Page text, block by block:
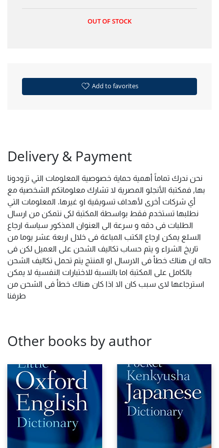
OUT OF STOCK
Add to favorites
Delivery & Payment
نحن ندرك تماماً أهمية حماية خصوصية المعلومات التي تزودونا
بها, فمكتبة الأنجلو المصرية لا تشارك معلوماتكم الشخصية مع
أي شركات أخرى لأهداف تسويقية او غيرها. المعلومات التي
نطلبها تستخدم فقط بواسطة المكتبة لكى نتمكن من ارسال
الطلبات فى دقه و سرعة الى العنوان المذكور سياسة ارجاع
السلع يمكن ارجاع الكتب المباعة فى خلال اربعة عشر يوما من
تاريخ الشراء و يتم حساب تكاليف الشحن على العميل لكن فى
حاله ان هناك خطأ فى الارسال او المنتج يتم تحمل تكاليف الشحن
بالكامل على المكتبة اما بالنسبة للاختبارات النفسية لا يمكن
استرجاعها لاى سبب كان الا اذا كان هناك خطأ فى الشحن من
طرفنا
Other books by author